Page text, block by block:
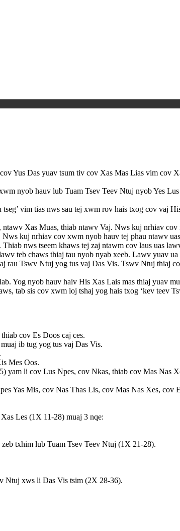
Yus Das yuav tsum tiv cov Xas Mas Lias vim cov
nyob hauv lub Tuam Tsev Teev Ntuj nyob Yes
vim tias nws sau tej xwm rov hais txog cov vaj
Xas Muas, thiab ntawv Vaj. Nws kuj nrhiav
kuj nrhiav cov xwm nyob hauv tej phau ntawv
nws tseem khaws tej zaj ntawm cov laus uas
teb chaws thiaj tau nyob nyab xeeb. Lawv yuav
rau Tswv Ntuj yog tus vaj Das Vis. Tswv Ntuj thiaj
Yog nyob hauv haiv His Xas Lais mas thiaj yuav
tab sis cov xwm loj tshaj yog hais txog ‘kev teev
cov Es Doos caj ces.
ib tug yog tus vaj Das Vis.
Mes Oos.
yam li cov Lus Npes, cov Nkas, thiab cov Mas Nas
Yas Mis, cov Nas Thas Lis, cov Mas Nas Xes, cov
Les (1X 11-28) muaj 3 nqe:
txhim lub Tuam Tsev Teev Ntuj (1X 21-28).
Ntuj xws li Das Vis tsim (2X 28-36).